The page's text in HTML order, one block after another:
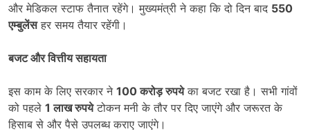
और मेडिकल स्टाफ तैनात रहेंगे। मुख्यमंत्री ने कहा कि दो दिन बाद 550
एम्बुलेंसहर समय तैयार रहेंगी।
बजट और वित्तीय सहायता
इस काम के लिए सरकार ने 100करोड़ रुपयेका बजट रखा है। सभी गांवों
को पहले 1लाख रुपयेटोकन मनी के तौर पर दिए जाएंगे और जरूरत के
हिसाब से और पैसे उपलब्ध कराए जाएंगे।